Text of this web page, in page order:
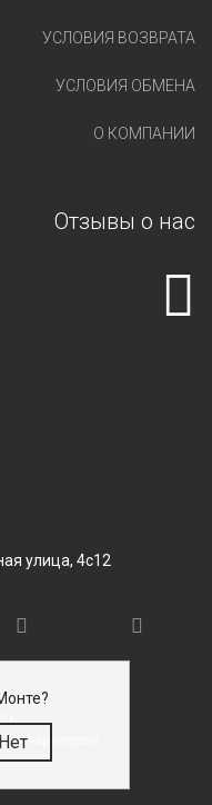
Нет
УСЛОВИЯ ВОЗВРАТА
УСЛОВИЯ ОБМЕНА
О КОМПАНИИ
Отзывы о нас
улица, 4с12
характером